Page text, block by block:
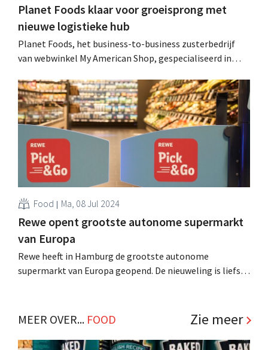
Planet Foods klaar voor groeisprong met
nieuwe logistieke hub
Planet Foods, het business-to-business zusterbedrijf
van webwinkel My American Shop, gespecialiseerd in
centrum in gebruik in Nijvel. .
Food Ma, 08 Jul 2024
Rewe opent grootste autonome supermarkt
van Europa
Rewe heeft in Hamburg de grootste autonome
supermarkt van Europa geopend. De nieuweling is liefst
MEER OVER... FOOD Zie meer